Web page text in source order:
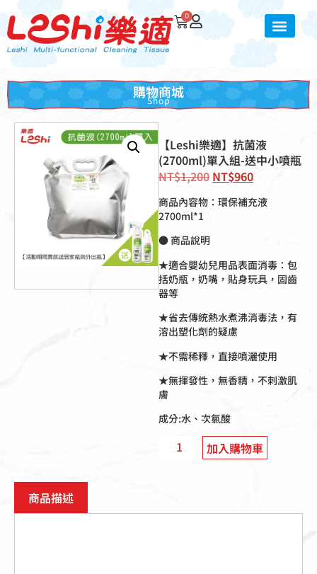
0
購物商城
Shop
【Leshi樂適】抗菌液
(2700ml)單入組-送中小噴瓶
NT$1,200 NT$960
商品內容物：環保補充液
2700ml*1
● 商品說明
★適合嬰幼兒用品表面消毒：包
括奶瓶，奶嘴，貼身玩具，固齒
器等
★省去傳統熱水煮沸消毒法，有
溶出塑化劑的疑慮
★不需稀釋，直接噴灑使用
★無揮發性，無香精，不刺激肌
膚
成分:水、次氯酸
加入購物車
商品描述